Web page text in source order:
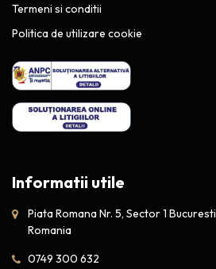
Termeni si conditii
Politica de utilizare cookie
Informatii utile
Piata Romana Nr. 5, Sector 1 Bucuresti |
Romania
0749 300 632